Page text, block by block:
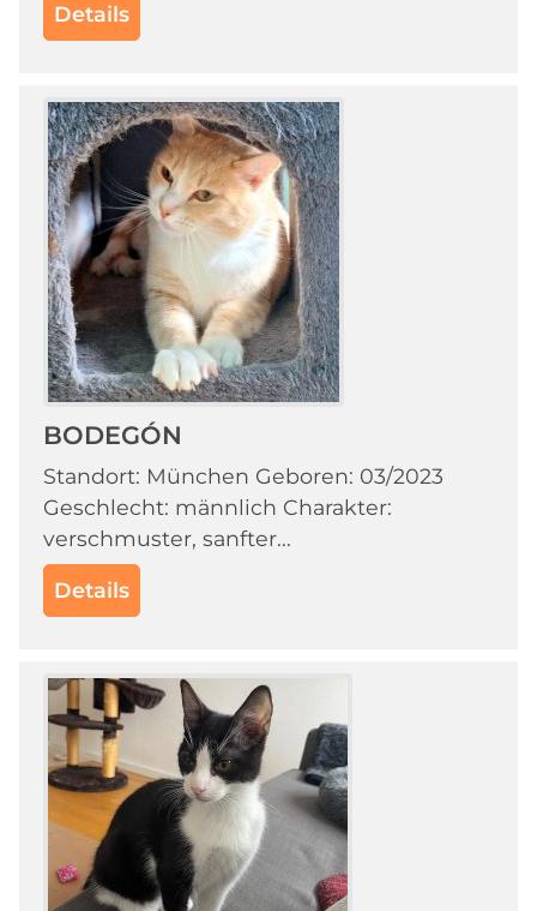
Details
BODEGÓN
Standort: München Geboren: 03/2023
Geschlecht: männlich Charakter:
verschmuster, sanfter...
Details